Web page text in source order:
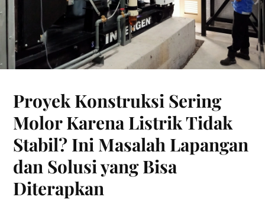
Proyek Konstruksi Sering
Molor Karena Listrik Tidak
Stabil? Ini Masalah Lapangan
dan Solusi yang Bisa
Diterapkan